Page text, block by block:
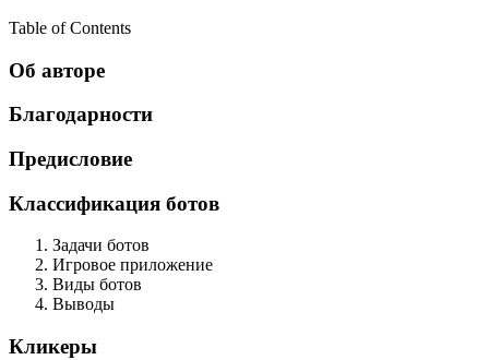
Table of Contents
Об авторе
Благодарности
Предисловие
Классификация ботов
Задачи ботов
Игровое приложение
Виды ботов
Выводы
Кликеры